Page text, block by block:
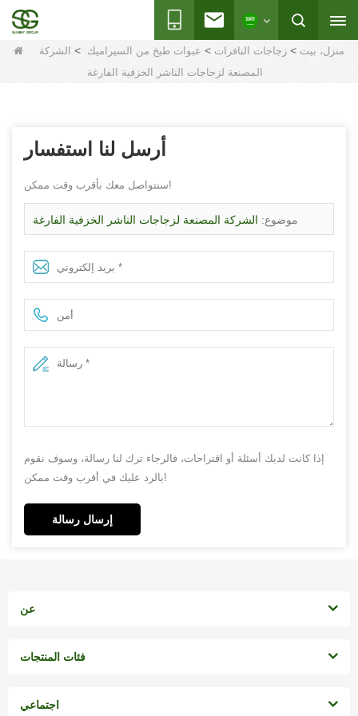
منزل، بيت > زجاجات النافرات > عبوات طبخ من السيراميك > الشركة
المصنعة لزجاجات الناشر الخزفية الفارغة
أرسل لنا استفسار
سنتواصل معك بأقرب وقت ممكن!
موضوع: الشركة المصنعة لزجاجات الناشر الخزفية الفارغة
إذا كانت لديك أسئلة أو اقتراحات، فالرجاء ترك لنا رسالة، وسوف نقوم
بالرد عليك في أقرب وقت ممكن!
إرسال رسالة
عن
فئات المنتجات
اجتماعي